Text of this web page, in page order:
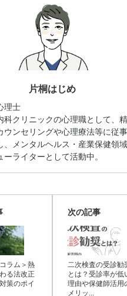
片桐はじめ
理士
科クリニックの心理職として、
ウンセリングや心理療法等に従事
、メンタルヘルス・産業保健領
ライターとして活動中。
ラム＞熱
る法改正
策のポイ
次の記事
二次検査の受診勧
とは？受診率が低
理由や保健師活用
メリッ...